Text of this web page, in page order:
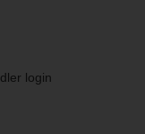
login